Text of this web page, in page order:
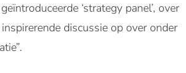
‘strategy panel’, over
discussie op over onder